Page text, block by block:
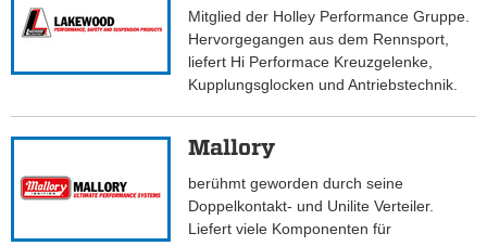
Mitglied der Holley Performance Gruppe.
Hervorgegangen aus dem Rennsport,
liefert Hi Performace Kreuzgelenke,
Kupplungsglocken und Antriebstechnik.
Mallory
berühmt geworden durch seine
Doppelkontakt- und Unilite Verteiler.
Liefert viele Komponenten für